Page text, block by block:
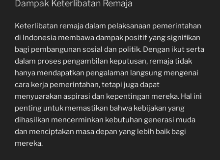
Dampak Keterlibatan Remaja
Keterlibatan remaja dalam pelaksanaan pemerintahan
di Indonesia membawa dampak positif yang signifikan
bagi pembangunan sosial dan politik. Dengan ikut serta
dalam proses pengambilan keputusan, remaja tidak
hanya mendapatkan pengalaman langsung mengenai
cara kerja pemerintahan, tetapi juga dapat
menyuarakan aspirasi dan kepentingan mereka. Hal ini
penting untuk memastikan bahwa kebijakan yang
dihasilkan mencerminkan kebutuhan generasi muda
dan menciptakan masa depan yang lebih baik bagi
mereka.